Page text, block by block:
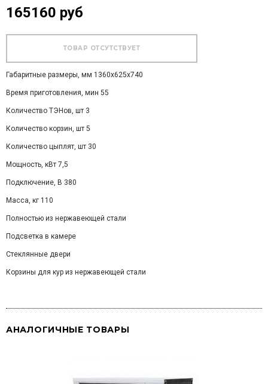
165160 руб
Габаритные размеры, мм 1360х625х740
Время приготовления, мин 55
Количество ТЭНов, шт 3
Количество корзин, шт 5
Количество цыплят, шт 30
Мощность, кВт 7,5
Подключение, В 380
Масса, кг 110
Полностью из нержавеющей стали
Подсветка в камере
Стеклянные двери
Корзины для кур из нержавеющей стали
АНАЛОГИЧНЫЕ ТОВАРЫ